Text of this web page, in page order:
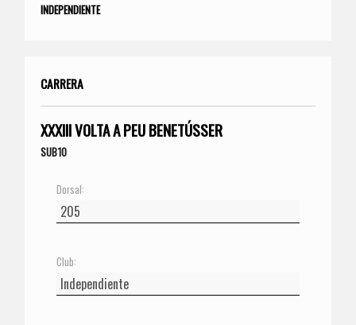
INDEPENDIENTE
CARRERA
XXXIII VOLTA A PEU BENETÚSSER
SUB10
Dorsal:
Club: